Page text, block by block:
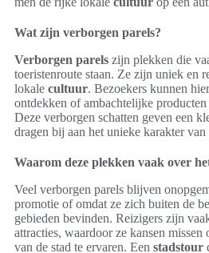
Wat zijn verborgen parels?
Verborgen parels zijn plekken die
toeristenroute staan. Ze zijn uniek en
lokale cultuur. Bezoekers kunnen
ontdekken of ambachtelijke
Deze verborgen schatten geven een
dragen bij aan het unieke karakter van
Waarom deze plekken vaak over
Veel verborgen parels blijven
promotie of omdat ze zich buiten de
gebieden bevinden. Reizigers zijn
attracties, waardoor ze kansen missen
van de stad te ervaren. Een stadstour